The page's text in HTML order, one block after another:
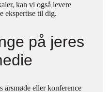
kan vi også levere
ekspertise til dig.
på jeres
årsmøde eller konference